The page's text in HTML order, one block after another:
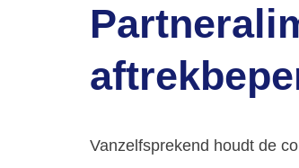
Vanzelfsprekend houdt de